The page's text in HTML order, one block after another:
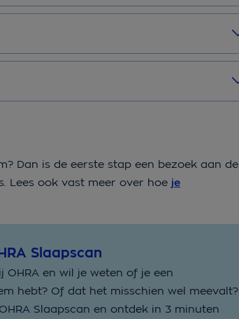
Dan is de eerste stap een bezoek aan de
Lees ook vast meer over hoe je
Slaapscan
OHRA en wil je weten of je een
hebt? Of dat het misschien wel meevalt?
Slaapscan en ontdek in 3 minuten